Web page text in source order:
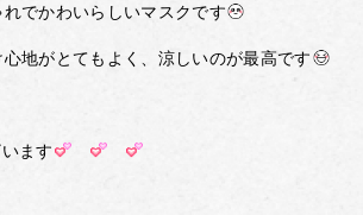
でかわいらしいマスクです
地がとてもよく、涼しいのが最高です
ます